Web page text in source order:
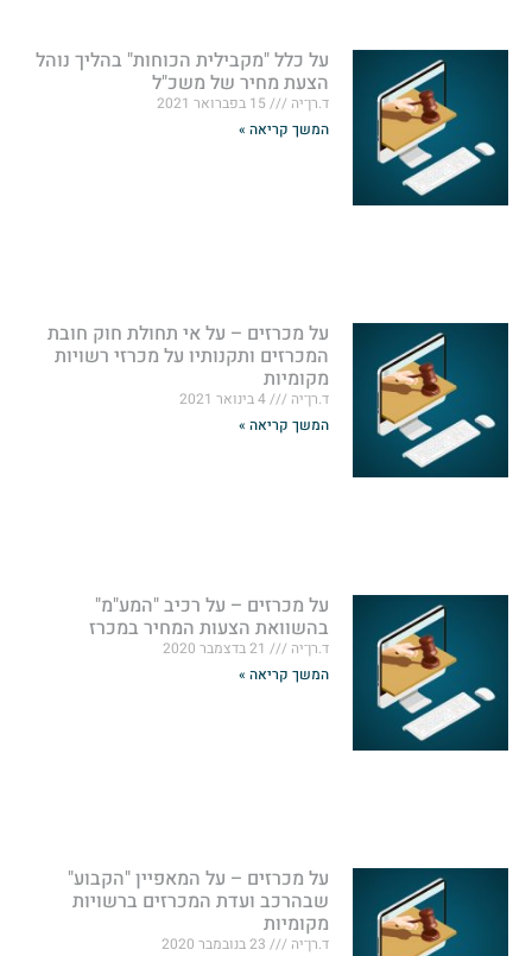
על כלל "מקבילית הכוחות" בהליך נוהל
הצעת מחיר של משכ"ל
ד.רן־יה
15 בפברואר 2021
המשך קריאה »
על מכרזים – על אי תחולת חוק חובת
המכרזים ותקנותיו על מכרזי רשויות
מקומיות
ד.רן־יה
4 בינואר 2021
המשך קריאה »
על מכרזים – על רכיב "המע"מ"
בהשוואת הצעות המחיר במכרז
ד.רן־יה
21 בדצמבר 2020
המשך קריאה »
על מכרזים – על המאפיין "הקבוע"
שבהרכב ועדת המכרזים ברשויות
מקומיות
ד.רן־יה
23 בנובמבר 2020